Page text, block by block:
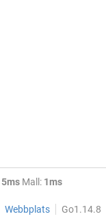
5ms Mall: 1ms
Webbplats Go1.14.8